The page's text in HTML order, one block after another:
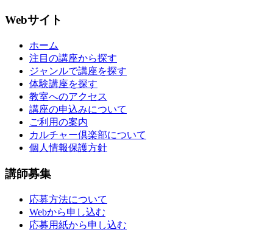
Webサイト
ホーム
注目の講座から探す
ジャンルで講座を探す
体験講座を探す
教室へのアクセス
講座の申込みについて
ご利用の案内
カルチャー倶楽部について
個人情報保護方針
講師募集
応募方法について
Webから申し込む
応募用紙から申し込む